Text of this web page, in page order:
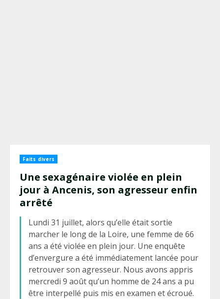
Faits divers
Une sexagénaire violée en plein
jour à Ancenis, son agresseur enfin
arrêté
Lundi 31 juillet, alors qu’elle était sortie
marcher le long de la Loire, une femme de 66
ans a été violée en plein jour. Une enquête
d’envergure a été immédiatement lancée pour
retrouver son agresseur. Nous avons appris
mercredi 9 août qu’un homme de 24 ans a pu
être interpellé puis mis en examen et écroué.